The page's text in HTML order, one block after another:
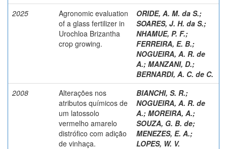
2025
Agronomic evaluation
of a glass fertilizer in
Urochloa Brizantha
crop growing.
ORIDE, A. M. da S.;
SOARES, J. H. da S.;
NHAMUE, P. F.;
FERREIRA, E. B.;
NOGUEIRA, A. R. de
A.; MANZANI, D.;
BERNARDI, A. C. de C.
2008
Alterações nos
atributos químicos de
um latossolo
vermelho amarelo
distrófico com adição
de vinhaça.
BIANCHI, S. R.;
NOGUEIRA, A. R. de
A.; MOREIRA, A.;
SOUZA, G. B. de;
MENEZES, E. A.;
LOPES, W. V.